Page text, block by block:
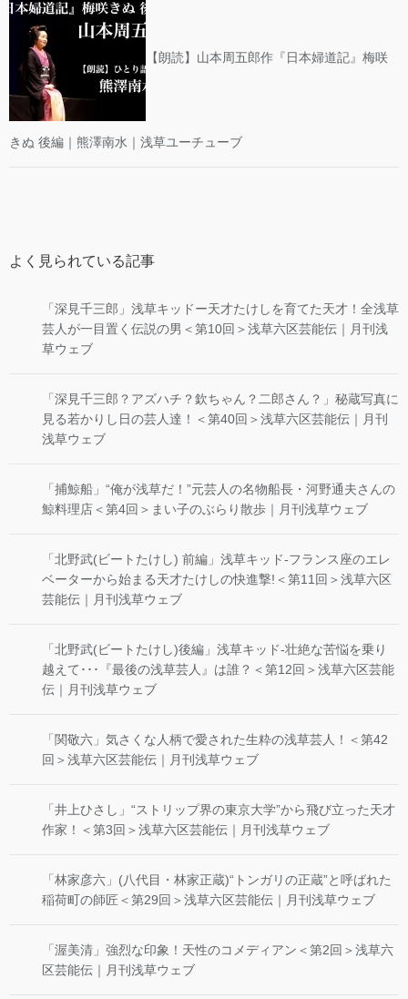
【朗読】山本周五郎作『日本婦道記』梅咲
きぬ 後編｜熊澤南水｜浅草ユーチューブ
よく見られている記事
「深見千三郎」浅草キッドー天才たけしを育てた天才！全浅草
芸人が一目置く伝説の男＜第10回＞浅草六区芸能伝｜月刊浅
草ウェブ
「深見千三郎？アズハチ？欽ちゃん？二郎さん？」秘蔵写真に
見る若かりし日の芸人達！＜第40回＞浅草六区芸能伝｜月刊
浅草ウェブ
「捕鯨船」“俺が浅草だ！”元芸人の名物船長・河野通夫さんの
鯨料理店＜第4回＞まい子のぶらり散歩｜月刊浅草ウェブ
「北野武(ビートたけし) 前編」浅草キッド-フランス座のエレ
ベーターから始まる天才たけしの快進撃!＜第11回＞浅草六区
芸能伝｜月刊浅草ウェブ
「北野武(ビートたけし)後編」浅草キッド-壮絶な苦悩を乗り
越えて･･･『最後の浅草芸人』は誰？＜第12回＞浅草六区芸能
伝｜月刊浅草ウェブ
「関敬六」気さくな人柄で愛された生粋の浅草芸人！＜第42
回＞浅草六区芸能伝｜月刊浅草ウェブ
「井上ひさし」“ストリップ界の東京大学”から飛び立った天才
作家！＜第3回＞浅草六区芸能伝｜月刊浅草ウェブ
「林家彦六」(八代目・林家正蔵)“トンガリの正蔵”と呼ばれた
稲荷町の師匠＜第29回＞浅草六区芸能伝｜月刊浅草ウェブ
「渥美清」強烈な印象！天性のコメディアン＜第2回＞浅草六
区芸能伝｜月刊浅草ウェブ